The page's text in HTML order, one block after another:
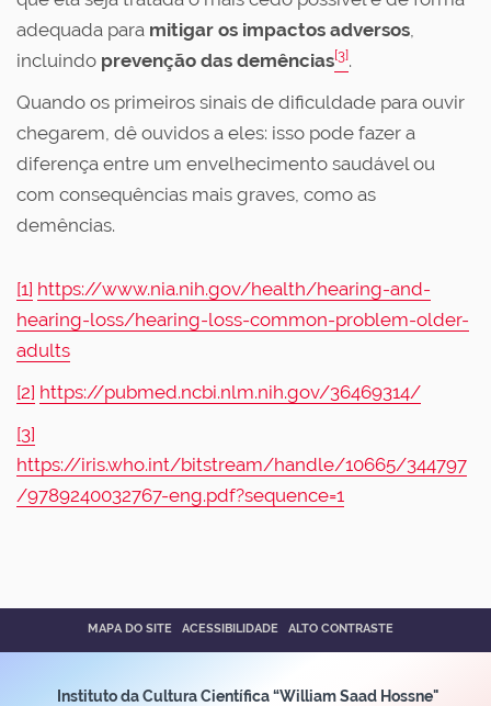
adequada para mitigar os impactos adversos,
incluindo prevenção das demências[3].
Quando os primeiros sinais de dificuldade para ouvir
chegarem, dê ouvidos a eles: isso pode fazer a
diferença entre um envelhecimento saudável ou
com consequências mais graves, como as
demências.
[1] https://www.nia.nih.gov/health/hearing-and-
hearing-loss/hearing-loss-common-problem-older-
adults
[2] https://pubmed.ncbi.nlm.nih.gov/36469314/
[3]
https://iris.who.int/bitstream/handle/10665/344797
/9789240032767-eng.pdf?sequence=1
MAPA DO SITE ACESSIBILIDADE ALTO CONTRASTE
Instituto da Cultura Científica “William Saad Hossne"